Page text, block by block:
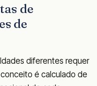
de
de
diferentes requer
é calculado de